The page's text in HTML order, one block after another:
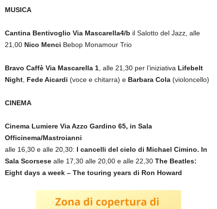
MUSICA
Cantina Bentivoglio Via Mascarella4/b il Salotto del Jazz, alle
21,00 Nico Menci Bebop Monamour Trio
Bravo Caffè Via Mascarella 1 , alle 21,30 per l’iniziativa Lifebelt
Night Fede Aicardi (voce e chitarra) e Barbara Cola (violoncello)
CINEMA
Cinema Lumiere Via Azzo Gardino 65, in Sala
Officinema/Mastroianni
alle 16,30 e alle 20,30: I cancelli del cielo di Michael Cimino. In
Sala Scorsese alle 17,30 alle 20,00 e alle 22,30 The Beatles:
Eight days a week – The touring years di Ron Howard